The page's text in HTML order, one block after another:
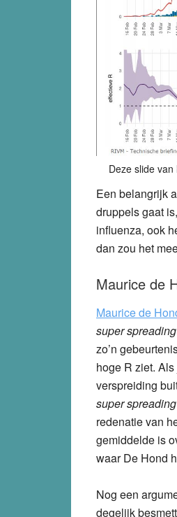
Deze slide
Een belangrijk
druppels gaat
influenza, ook
dan zou het
Maurice de
Maurice de
super
zo’n
hoge R ziet.
verspreiding
super
redenatie van
gemiddelde is
waar De Hond
Nog een
degelijk